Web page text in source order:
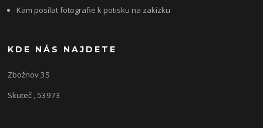
Kam posílat fotografie k potisku na zakízku
KDE NÁS NAJDETE
Zbožnov 35
Skuteč , 53973